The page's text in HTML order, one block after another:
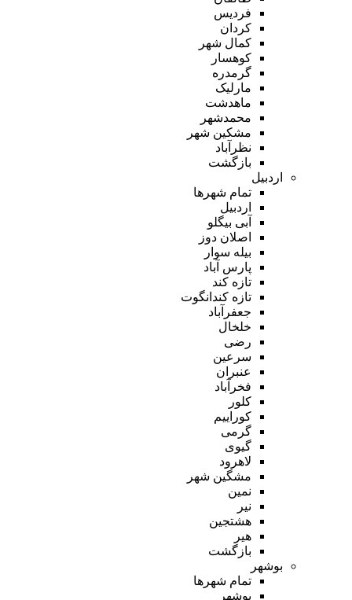
فردیس
کردان
کمال شهر
کوهسار
گرمدره
مارلیک
ماهدشت
محمدشهر
مشکین شهر
نظرآباد
بازگشت
اردبیل
تمام شهر‌ها
اردبیل
آبی بیگلو
اصلان دوز
بیله سوار
پارس آباد
تازه کند
تازه کندانگوت
جعفرآباد
خلخال
رضی
سرعین
عنبران
فخرآباد
کلور
کوراییم
گرمی
گیوی
لاهرود
مشگین شهر
نمین
نیر
هشتجین
هیر
بازگشت
بوشهر
تمام شهر‌ها
بوشهر